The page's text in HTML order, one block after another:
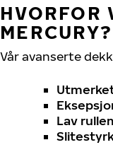
HVORFOR
MERCURY?
Vår avanserte
Lav